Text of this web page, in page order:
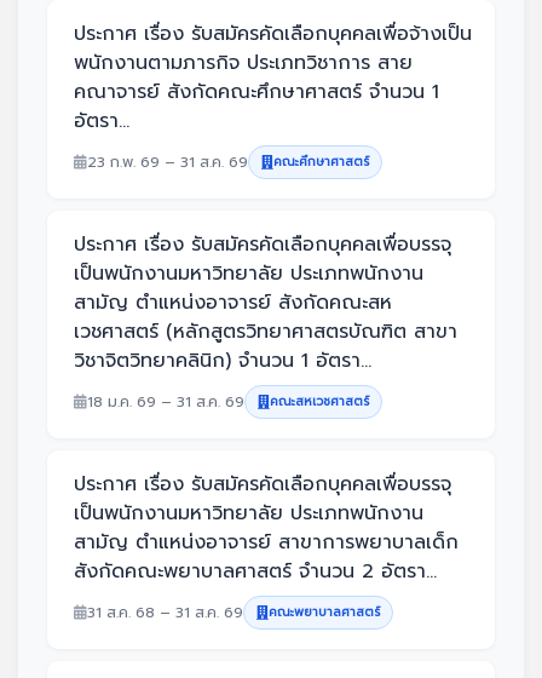
ประกาศ เรื่อง รับสมัครคัดเลือกบุคคลเพื่อจ้างเป็น
พนักงานตามภารกิจ ประเภทวิชาการ สาย
คณาจารย์ สังกัดคณะศึกษาศาสตร์ จำนวน 1
อัตรา...
23 ก.พ. 69 – 31 ส.ค. 69 คณะศึกษาศาสตร์
ประกาศ เรื่อง รับสมัครคัดเลือกบุคคลเพื่อบรรจุ
เป็นพนักงานมหาวิทยาลัย ประเภทพนักงาน
สามัญ ตำแหน่งอาจารย์ สังกัดคณะสห
เวชศาสตร์ (หลักสูตรวิทยาศาสตรบัณฑิต สาขา
วิชาจิตวิทยาคลินิก) จำนวน 1 อัตรา...
18 ม.ค. 69 – 31 ส.ค. 69 คณะสหเวชศาสตร์
ประกาศ เรื่อง รับสมัครคัดเลือกบุคคลเพื่อบรรจุ
เป็นพนักงานมหาวิทยาลัย ประเภทพนักงาน
สามัญ ตำแหน่งอาจารย์ สาขาการพยาบาลเด็ก
สังกัดคณะพยาบาลศาสตร์ จำนวน 2 อัตรา...
31 ส.ค. 68 – 31 ส.ค. 69 คณะพยาบาลศาสตร์